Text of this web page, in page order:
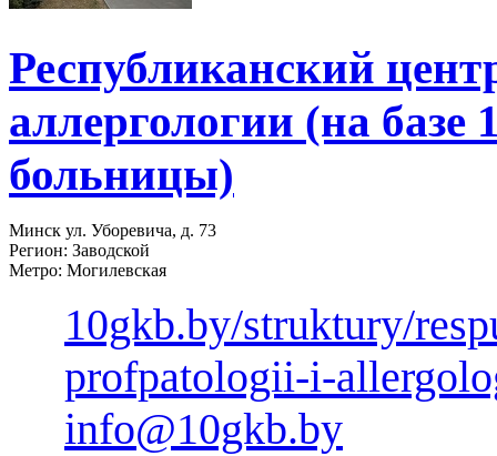
Республиканский
аллергологии (на базе
больницы)
Минск ул. Уборевича, д. 73
Регион: Заводской
Метро: Могилевская
10gkb.by/struktury/
profpatologii-i-
info@10gkb.by